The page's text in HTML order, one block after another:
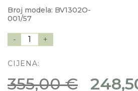
Broj modela: BV1302O-
001/57
- 1 +
CIJENA:
355,00 €